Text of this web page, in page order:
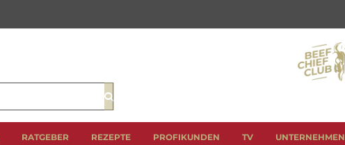
Suche
RATGEBER REZEPTE PROFIKUNDEN TV UNTERNEHMEN